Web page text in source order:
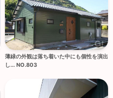
薄緑の外観は落ち着いた中にも個性を演出
し... NO.803